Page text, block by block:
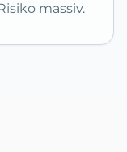
massiv.